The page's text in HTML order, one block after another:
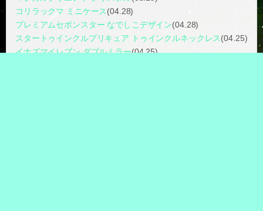
コリラックマ ミニケース(04.28)
プレミアムセボンスター なでしこデザイン(04.28)
スタートゥインクルプリキュア トゥインクルネックレス(04.25)
イナズマイレブン ダブルミラー(04.25)